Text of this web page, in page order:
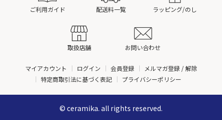
ご利用ガイド 配送料一覧 ラッピング/のし
取扱店舗 お問い合わせ
マイアカウント ログイン 会員登録
メルマガ登録 / 解除
特定商取引法に基づく表記
プライバシーポリシー
© ceramika. all rights reserved.